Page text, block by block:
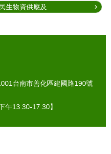
生物資供應及...
台南市善化區建國路190號
午13:30-17:30】